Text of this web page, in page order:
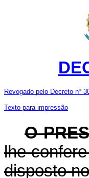
Revogado pelo Decreto nº
Texto para impressão
O
lhe
disposto